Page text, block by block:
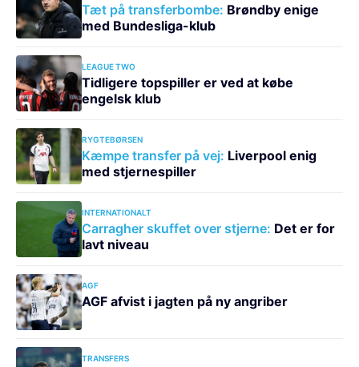
Tæt på transferbombe: Brøndby enige
med Bundesliga-klub
LEAGUE TWO
Tidligere topspiller er ved at købe
engelsk klub
RYGTEBØRSEN
Kæmpe transfer på vej: Liverpool enig
med stjernespiller
INTERNATIONALT
Carragher skuffet over stjerne: Det er for
lavt niveau
AGF
AGF afvist i jagten på ny angriber
TRANSFERS